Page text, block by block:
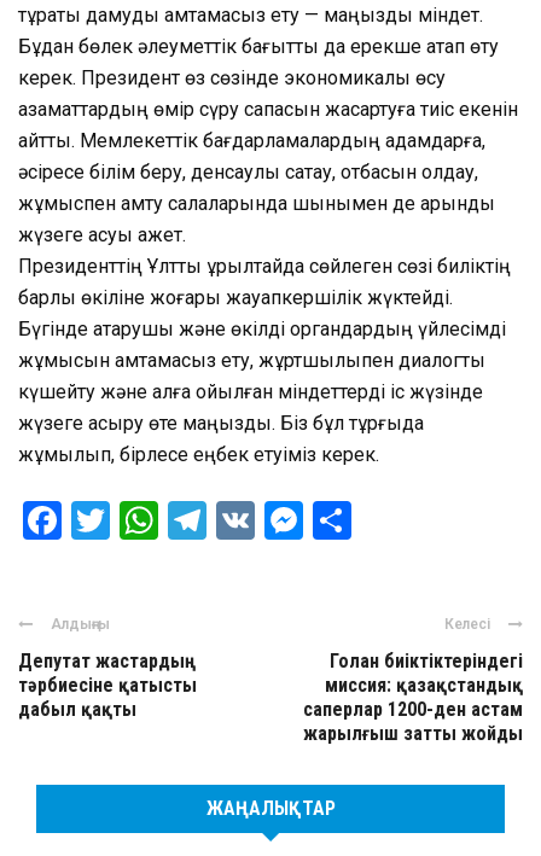
тұрақты дамуды қамтамасыз ету — маңызды міндет.
Бұдан бөлек әлеуметтік бағытты да ерекше атап өту
керек. Президент өз сөзінде экономикалық өсу
азаматтардың өмір сүру сапасын жақсартуға тиіс екенін
айтты. Мемлекеттік бағдарламалардың адамдарға,
әсіресе білім беру, денсаулық сақтау, отбасын қолдау,
жұмыспен қамту салаларында шынымен де қарқынды
жүзеге асуы қажет.
Президенттің Ұлттық құрылтайда сөйлеген сөзі биліктің
барлық өкіліне жоғары жауапкершілік жүктейді.
Бүгінде атқарушы және өкілді органдардың үйлесімді
жұмысын қамтамасыз ету, жұртшылықпен диалогты
күшейту және алға қойылған міндеттерді іс жүзінде
жүзеге асыру өте маңызды. Біз бұл тұрғыда
жұмылып, бірлесе еңбек етуіміз керек.
Facebook
Twitter
WhatsApp
Telegram
VK Messenger
Алдыңғы
Депутат жастардың
тәрбиесіне қатысты
дабыл қақты
Келесі
Голан биіктіктеріндегі
миссия: қазақстандық
саперлар 1200-ден астам
жарылғыш затты жойды
ЖАҢАЛЫҚТАР